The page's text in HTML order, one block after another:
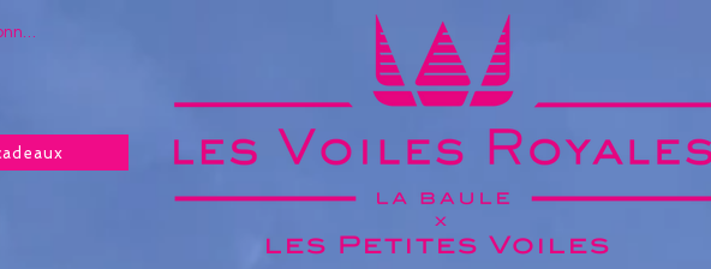
x
les Petites Voiles